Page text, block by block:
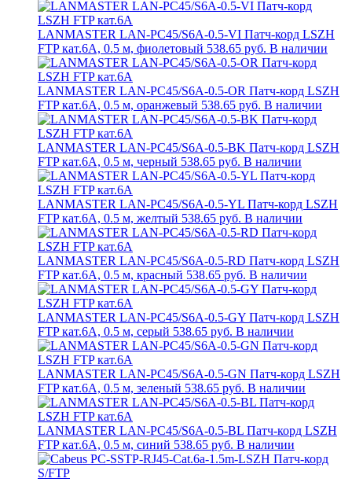
LANMASTER LAN-PC45/S6A-0.5-VI Патч-корд LSZH
FTP кат.6A, 0.5 м, фиолетовый 538.65 руб. В наличии
LANMASTER LAN-PC45/S6A-0.5-OR Патч-корд LSZH
FTP кат.6A, 0.5 м, оранжевый 538.65 руб. В наличии
LANMASTER LAN-PC45/S6A-0.5-BK Патч-корд LSZH
FTP кат.6A, 0.5 м, черный 538.65 руб. В наличии
LANMASTER LAN-PC45/S6A-0.5-YL Патч-корд LSZH
FTP кат.6A, 0.5 м, желтый 538.65 руб. В наличии
LANMASTER LAN-PC45/S6A-0.5-RD Патч-корд LSZH
FTP кат.6A, 0.5 м, красный 538.65 руб. В наличии
LANMASTER LAN-PC45/S6A-0.5-GY Патч-корд LSZH
FTP кат.6A, 0.5 м, серый 538.65 руб. В наличии
LANMASTER LAN-PC45/S6A-0.5-GN Патч-корд LSZH
FTP кат.6A, 0.5 м, зеленый 538.65 руб. В наличии
LANMASTER LAN-PC45/S6A-0.5-BL Патч-корд LSZH
FTP кат.6A, 0.5 м, синий 538.65 руб. В наличии